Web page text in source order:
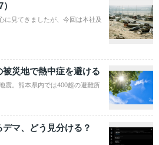
に見てきましたが、今回は本社及
災地で熱中症を避ける
震。熊本県内では400超の避難所
マ、どう見分ける？